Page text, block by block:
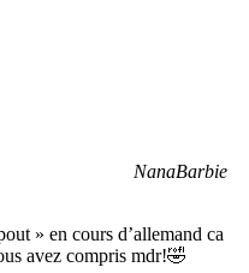
NanaBarbie
» en cours d’allemand ca
avez compris mdr!🤣